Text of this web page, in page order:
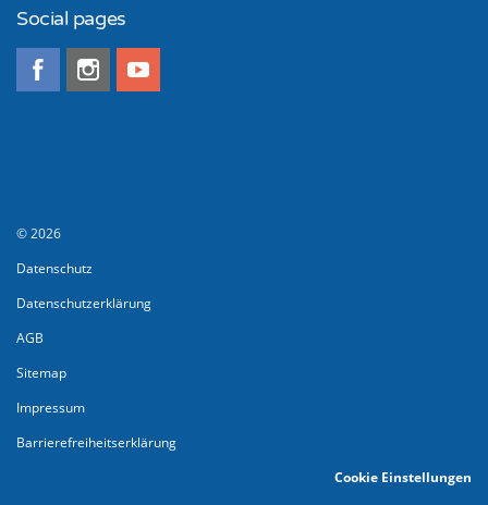
Social pages
© 2026
Datenschutz
Datenschutzerklärung
AGB
Sitemap
Impressum
Barrierefreiheitserklärung
Cookie Einstellungen